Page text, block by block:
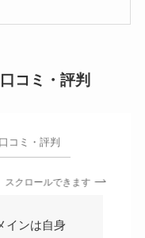
コミ・評判
コミ・評判
スクロールできます
インは自身